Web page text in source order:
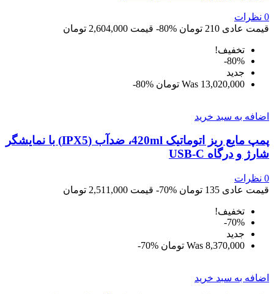
0 نظرات
قیمت عادی 210 تومان ‎-80% قیمت 2,604,000 تومان
تخفیف!
‎-80%
جديد
Was 13,020,000 تومان ‎-80%
اضافه به سبد خرید
پمپ مایع ریز اتوماتیک 420ml، ضدآب (IPX5) با نمایشگر
شارژ و درگاه USB-C
0 نظرات
قیمت عادی 135 تومان ‎-70% قیمت 2,511,000 تومان
تخفیف!
‎-70%
جديد
Was 8,370,000 تومان ‎-70%
اضافه به سبد خرید